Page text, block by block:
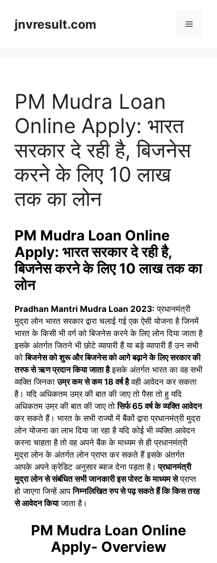
contentjnvresult.com Menu
PM Mudra Loan
Online Apply: भारत
सरकार दे रही है, बिजनेस
करने के लिए 10 लाख
तक का लोन
PM Mudra Loan Online
Apply: भारत सरकार दे रही है,
बिजनेस करने के लिए 10 लाख तक का
लोन
Pradhan Mantri Mudra Loan 2023: प्रधानमंत्री
मुद्रा लोन भारत सरकार द्वारा चलाई गई एक ऐसी योजना है जिनमें
भारत के किसी भी वर्ग को बिजनेस करने के लिए लोन दिया जाता है
इसके अंतर्गत जितने भी छोटे व्यापारी हैं या बड़े व्यापारी हैं उन सभी
कोबिजनेस को शुरू और बिजनेस को आगे बढ़ाने के लिए सरकार की
तरफ से ऋण प्रदान किया जाता हैइसके अंतर्गत भारत का वह सभी
व्यक्ति जिनकाउम्र कम से कम 18 वर्ष हैवही आवेदन कर सकता
है। यदि अधिकतम उम्र की बात की जाए तो पैसा तो हु यदि
अधिकतम उम्र की बात की जाए तोसिर्फ 65 वर्ष के व्यक्ति आवेदन
कर सकते हैं। भारत के सभी राज्यों में बैंकों द्वारा प्रधानमंत्री मुद्रा
लोन योजना का लाभ दिया जा रहा है यदि कोई भी व्यक्ति आवेदन
करना चाहता है तो वह अपने बैंक के माध्यम से ही प्रधानमंत्री
मुद्रा लोन के अंतर्गत लोन प्राप्त कर सकते हैं इसके अंतर्गत
आपके अपने क्रेडिट अनुसार ब्याज देना पड़ता है। प्रधानमंत्री
मुद्रा लोन से संबंधित सभी जानकारी इस पोस्ट के माध्यम सेप्राप्त
हो जाएगा जिन्हें आपनिम्नलिखित रुप से पढ़ सकते हैं कि किस तरह
से आवेदन कियाजाता है।
PM Mudra Loan Online
Apply- Overview